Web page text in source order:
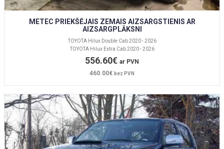
METEC PRIEKŠĒJAIS ZEMAIS AIZSARGSTIENIS AR
AIZSARGPLĀKSNI
TOYOTA Hilux Double Cab 2020 - 2026
TOYOTA Hilux Extra Cab 2020 - 2026
556.60€ ar PVN
460.00€ bez PVN